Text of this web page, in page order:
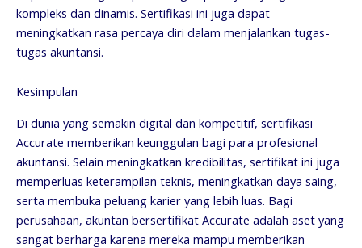
kompleks dan dinamis. Sertifikasi ini juga dapat
meningkatkan rasa percaya diri dalam menjalankan tugas-
tugas akuntansi.
Kesimpulan
Di dunia yang semakin digital dan kompetitif, sertifikasi
Accurate memberikan keunggulan bagi para profesional
akuntansi. Selain meningkatkan kredibilitas, sertifikat ini juga
memperluas keterampilan teknis, meningkatkan daya saing,
serta membuka peluang karier yang lebih luas. Bagi
perusahaan, akuntan bersertifikat Accurate adalah aset yang
sangat berharga karena mereka mampu memberikan